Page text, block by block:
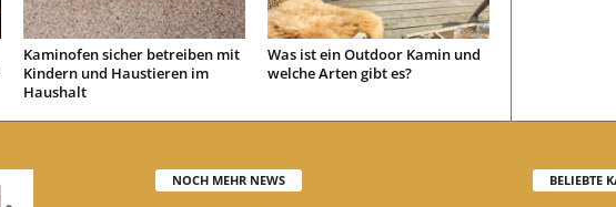
Kaminofen sicher betreiben mit
Kindern und Haustieren im
Haushalt
Was ist ein Outdoor Kamin und
welche Arten gibt es?
NOCH MEHR NEWS BELIEBTE